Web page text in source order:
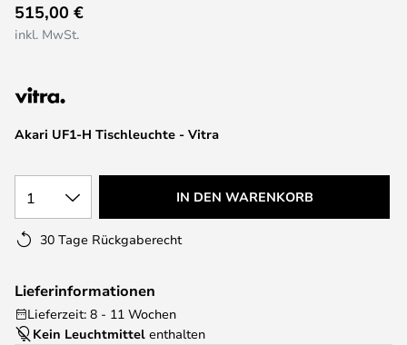
Anfang
der
springen
Akari UF1-H Tischleuchte - Vitra
515,00 €
inkl. MwSt.
1 IN DEN WARENKORB
30 Tage Rückgaberecht
Lieferinformationen
Lieferzeit: 8 - 11 Wochen
Kein Leuchtmittel enthalten